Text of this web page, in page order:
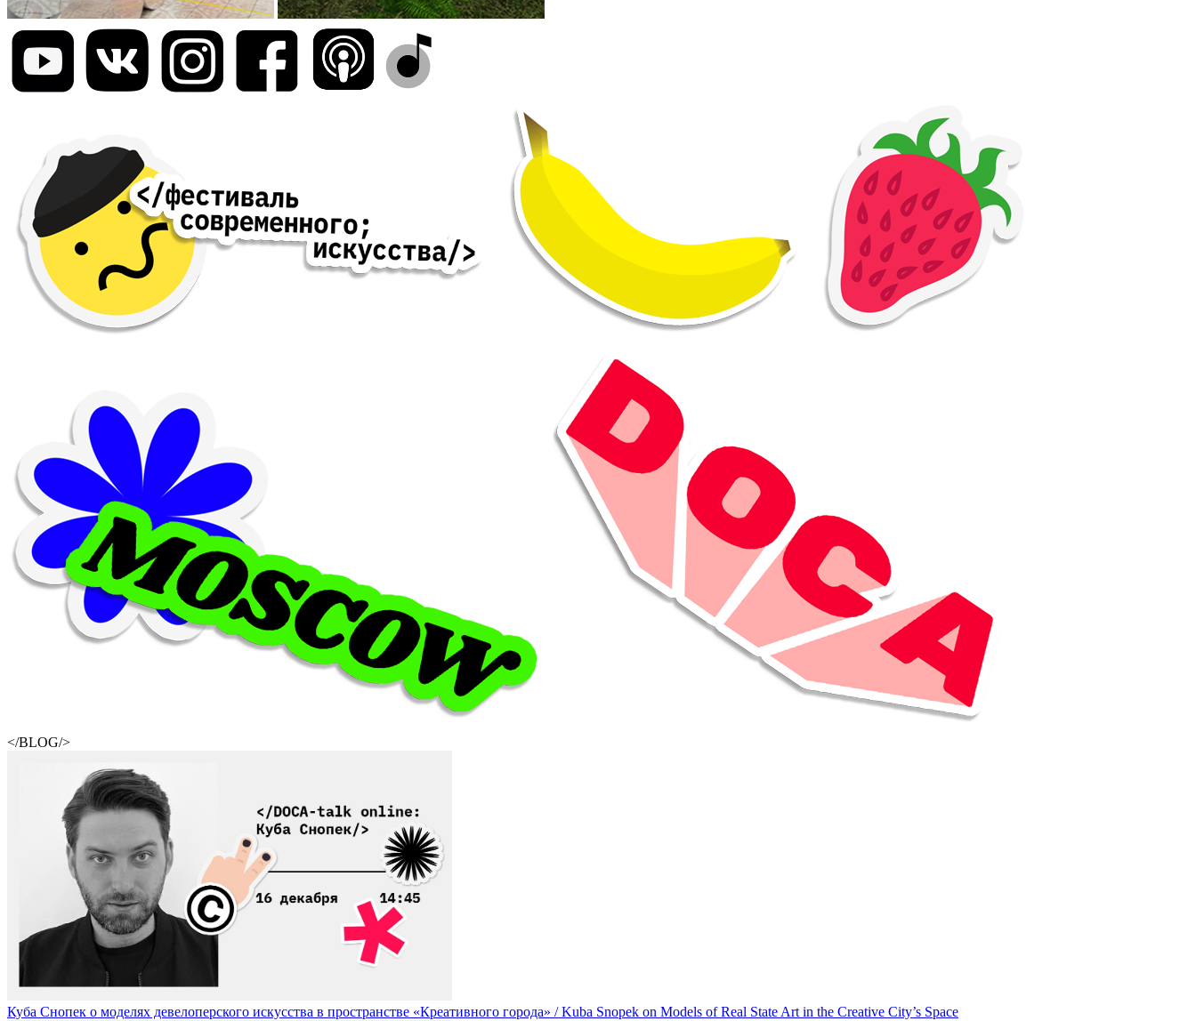
</BLOG/>
Куба Снопек о моделях девелоперского искусства в пространстве «Креативного города» / Kuba Snopek on Models of Real State Art in the Creative City’s Space